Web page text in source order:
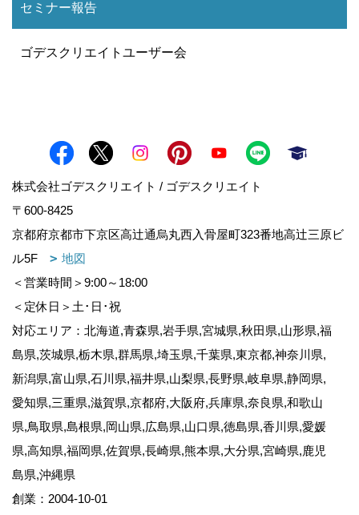
セミナー報告
ゴデスクリエイトユーザー会
株式会社ゴデスクリエイト / ゴデスクリエイト
〒600-8425
京都府京都市下京区高辻通烏丸西入骨屋町323番地高辻三原ビ
ル5F
地図
＜営業時間＞9:00～18:00
＜定休日＞土･日･祝
対応エリア：北海道,青森県,岩手県,宮城県,秋田県,山形県,福
島県,茨城県,栃木県,群馬県,埼玉県,千葉県,東京都,神奈川県,
新潟県,富山県,石川県,福井県,山梨県,長野県,岐阜県,静岡県,
愛知県,三重県,滋賀県,京都府,大阪府,兵庫県,奈良県,和歌山
県,鳥取県,島根県,岡山県,広島県,山口県,徳島県,香川県,愛媛
県,高知県,福岡県,佐賀県,長崎県,熊本県,大分県,宮崎県,鹿児
島県,沖縄県
創業：2004-10-01